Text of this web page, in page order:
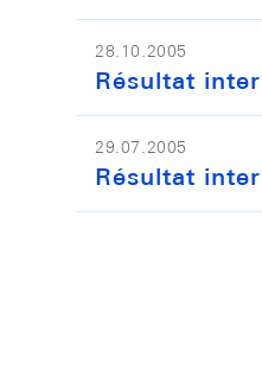
28.10.2005
Résultat
29.07.2005
Résultat